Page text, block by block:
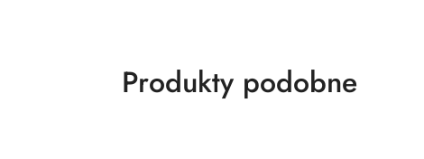
Produkty
Produkty podobne